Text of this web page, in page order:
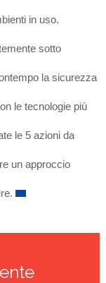
in uso.
sotto
la sicurezza
le tecnologie più
le 5 azioni da
un approccio